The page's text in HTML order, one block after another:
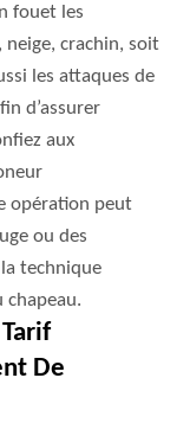
fouet les
neige, crachin, soit
les attaques de
d’assurer
aux
opération peut
ou des
technique
De